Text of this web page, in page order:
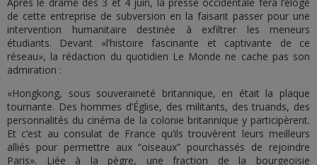
de cette entreprise de subversion en la faisant passer pour une
intervention humanitaire destinée à exfiltrer les meneurs
étudiants. Devant «l’histoire fascinante et captivante de ce
réseau», la rédaction du quotidien Le Monde ne cache pas son
admiration :
«Hongkong, sous souveraineté britannique, en était la plaque
tournante. Des hommes d’Église, des militants, des truands, des
personnalités du cinéma de la colonie britannique y participèrent.
Et c’est au consulat de France qu’ils trouvèrent leurs meilleurs
alliés pour permettre aux “oiseaux” pourchassés de rejoindre
Paris». Liée à la pègre, une fraction de la bourgeoisie